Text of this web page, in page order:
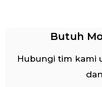
Butuh
Hubungi tim kami